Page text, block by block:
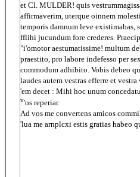
et Cl. MULDER! quis
affirmaverim, uterque oinnem
temporis damnum leve
fflihi jucundum fore crederes.
"i'omotor aestumatissime! multum
praestito, pro labore indefesso per
commodum adhibito. Vobis debeo
laudes autem vestras efferre et
'em decet : Mihi hoc unum
v'os reperiar.
Ad vos me convertens amicos
'lua me arnplcxi estis gratias habeo